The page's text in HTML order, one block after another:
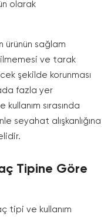
olarak
ürünün sağlam
ve tarak
şekilde korunması
fazla yer
sırasında
seyahat alışkanlığına
Tipine Göre
tipi ve kullanım